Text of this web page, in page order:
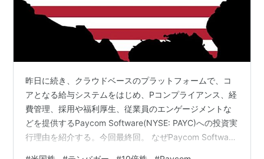
昨日に続き、クラウドベースのプラットフォームで、コ
アとなる給与システムをはじめ、Pコンプライアンス、経
費管理、採用や福利厚生、従業員のエンゲージメントな
どを提供するPaycom Software(NYSE: PAYC)への投資実
行理由を紹介する。今回最終回。 なぜPaycom Software